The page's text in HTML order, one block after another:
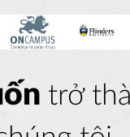
WRIGHT STATE
ĐĂNG KÝ
CHỨC ICEAP
trở